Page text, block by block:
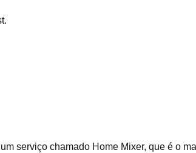
serviço chamado Home Mixer, que é o